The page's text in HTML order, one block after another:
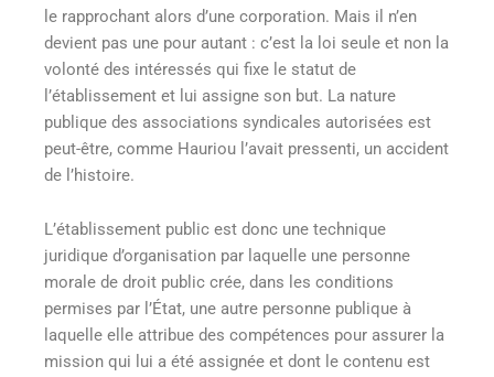
le rapprochant alors d’une corporation. Mais il n’en
devient pas une pour autant : c’est la loi seule et non la
volonté des intéressés qui fixe le statut de
l’établissement et lui assigne son but. La nature
publique des associations syndicales autorisées est
peut-être, comme Hauriou l’avait pressenti, un accident
de l’histoire.
L’établissement public est donc une technique
juridique d’organisation par laquelle une personne
morale de droit public crée, dans les conditions
permises par l’État, une autre personne publique à
laquelle elle attribue des compétences pour assurer la
mission qui lui a été assignée et dont le contenu est